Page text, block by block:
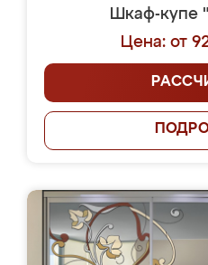
Шкаф-купе
Цена: от